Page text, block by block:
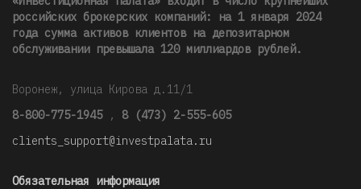
российских брокерских компаний: на 1 января 2024
года сумма активов клиентов на депозитарном
обслуживании превышала 120 миллиардов рублей.
Воронеж, улица Кирова д.11/1
8-800-775-1945 , 8 (473) 2-555-605
clients_support@investpalata.ru
Обязательная информация